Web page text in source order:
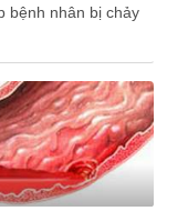
bệnh nhân bị chảy